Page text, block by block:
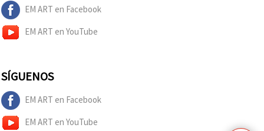
EM ART en Facebook
EM ART en YouTube
SÍGUENOS
EM ART en Facebook
EM ART en YouTube